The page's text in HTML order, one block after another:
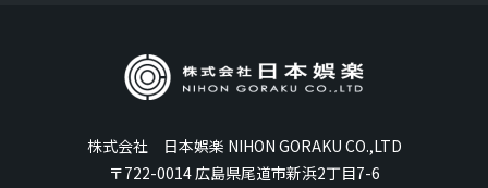
株式会社 日本娯楽 NIHON GORAKU CO.,LTD
〒722-0014 広島県尾道市新浜2丁目7-6